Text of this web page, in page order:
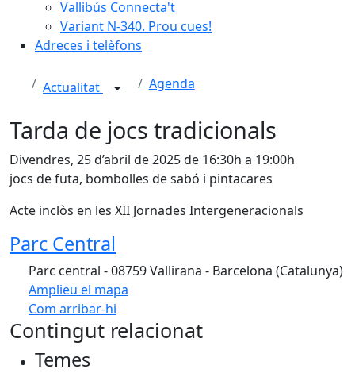
Vallibús Connecta't
Variant N-340. Prou cues!
Adreces i telèfons
Actualitat Agenda
Tarda de jocs tradicionals
Divendres, 25 d’abril de 2025 de 16:30h a 19:00h
jocs de futa, bombolles de sabó i pintacares
Acte inclòs en les XII Jornades Intergeneracionals
Parc Central
Parc central - 08759 Vallirana - Barcelona (Catalunya)
Amplieu el mapa
Com arribar-hi
+
Contingut relacionat
Temes